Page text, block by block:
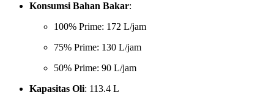
Konsumsi Bahan Bakar:
100% Prime: 172 L/jam
75% Prime: 130 L/jam
50% Prime: 90 L/jam
Kapasitas Oli: 113.4 L